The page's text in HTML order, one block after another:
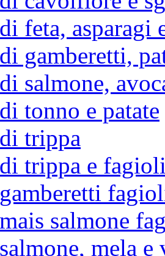
feta, asparagi
gamberetti,
salmone,
tonno e patate
trippa
trippa e
salmone
mela e